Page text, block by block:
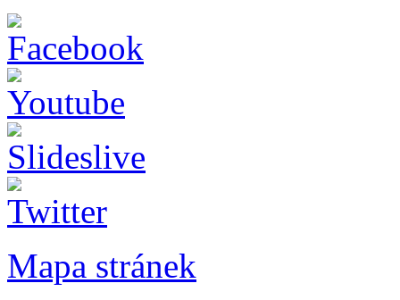
Mapa stránek